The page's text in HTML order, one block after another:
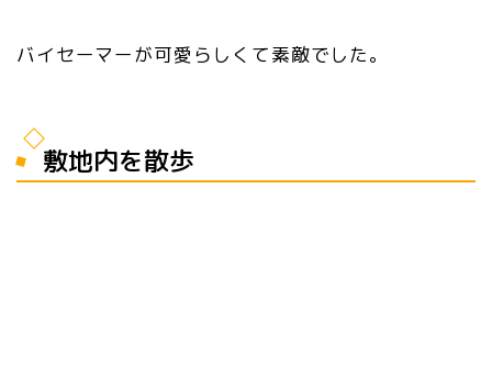
バイセーマーが可愛らしくて素敵でした。
敷地内を散歩